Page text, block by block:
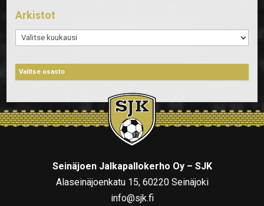
Arkistot
Arkistot
Seinäjoen Jalkapallokerho Oy – SJK
Alaseinäjoenkatu 15, 60220 Seinäjoki
info@sjk.fi